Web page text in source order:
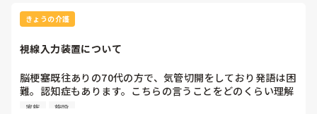
きょうの介護
視線入力装置について
脳梗塞既往ありの70代の方で、気管切開をしており発語は困
難。認知症もあります。こちらの言うことをどのくらい理解
しているかは不明ですが、問いかけに頷くことはよくありま
家族 施設